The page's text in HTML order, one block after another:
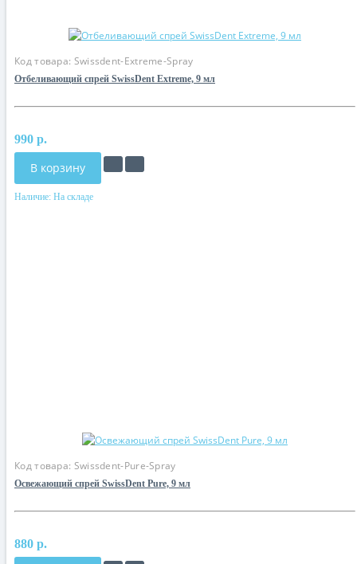
Код товара: Swissdent-Extreme-Spray
Отбеливающий спрей SwissDent Extreme, 9 мл
990 р.
В корзину
Наличие: На складе
Код товара: Swissdent-Pure-Spray
Освежающий спрей SwissDent Pure, 9 мл
880 р.